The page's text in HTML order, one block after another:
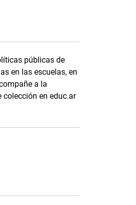
públicas de
en las escuelas, en
a la
colección en educ.ar